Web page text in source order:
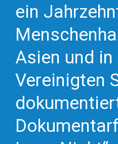
ein
Asien und in
Vereinigten